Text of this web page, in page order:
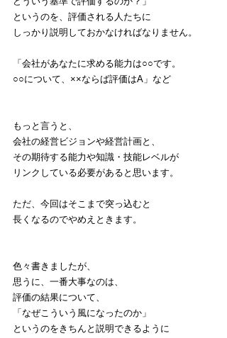
というのを、評価される人たちに
しっかり説明しておかなければなりません。
「会社があなたに求める能力は○○です。
○○について、××ならば評価はA」など
もっと言うと、
会社の経営ビジョンや経営計画と、
その期待する能力や知識・技能レベルが
リンクしている必要があると思います。
ただ、今回はそこまで突っ込むと
長くなるのでやめえときます。
色々書きましたが、
思うに、一番大事なのは、
評価の結果について、
「なぜこういう風になったのか」
というのをきちんと説明できるように